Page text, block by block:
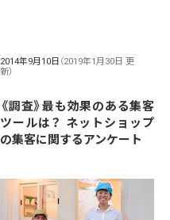
2014年9月10日 （2019年1月30日 更
新）
《調査》最も効果のある集客
ツールは？ ネットショップ
の集客に関するアンケート